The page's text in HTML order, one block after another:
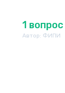
1 вопрос
Автор: ФИПИ